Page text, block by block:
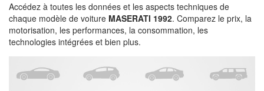
Accédez à toutes les données et les aspects techniques de
chaque modèle de voiture MASERATI 1992. Comparez le prix, la
motorisation, les performances, la consommation, les
technologies intégrées et bien plus.